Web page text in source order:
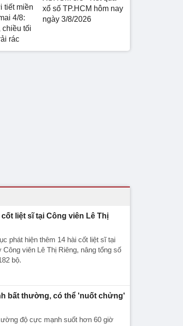
tiết miền
4/8:
chiều tối
rác
xổ số TP.HCM hôm nay
ngày 3/8/2026
liệt sĩ tại Công viên Lê Thị
phát hiện thêm 14 hài cốt liệt sĩ tại
viên Lê Thị Riêng, nâng tổng số
bộ.
bất thường, có thể 'nuốt chửng'
độ cực mạnh suốt hơn 60 giờ